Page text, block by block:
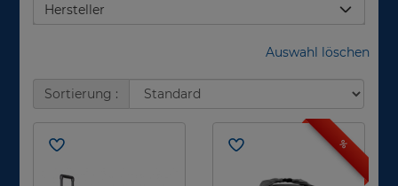
Hersteller
Auswahl löschen
Sortierung :
%